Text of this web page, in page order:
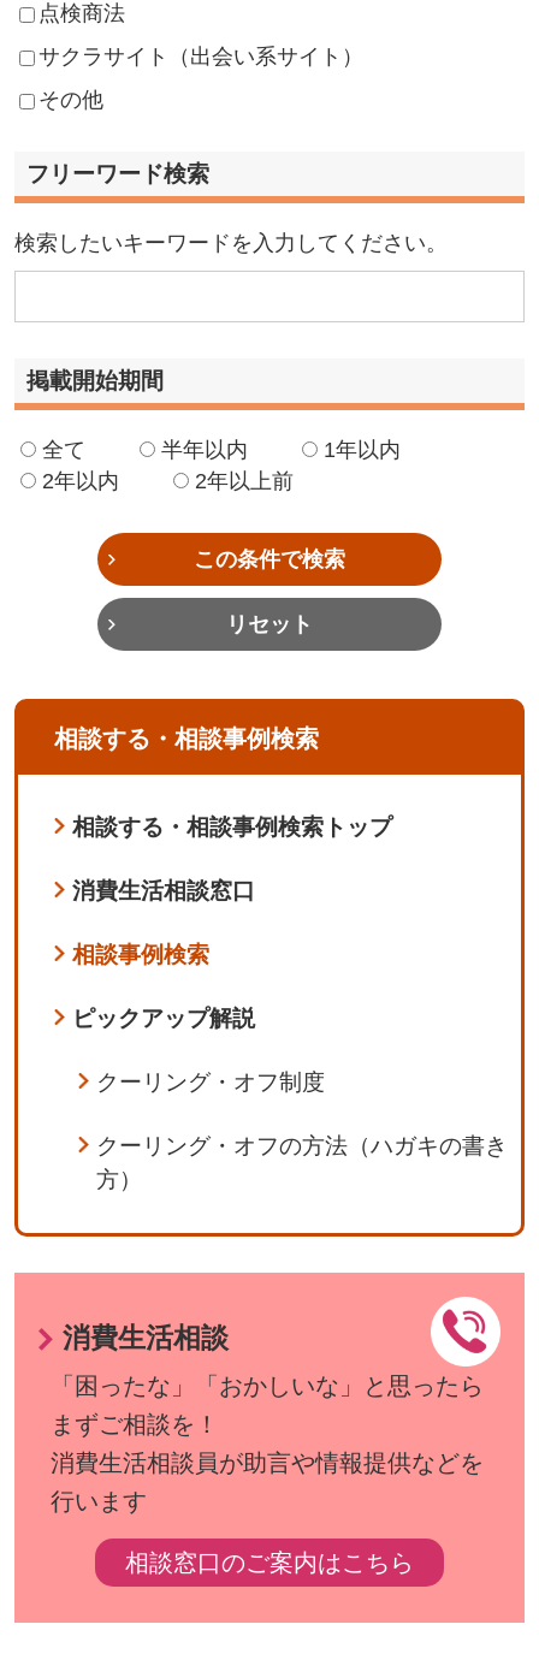
点検商法
サクラサイト（出会い系サイト）
その他
フリーワード検索
検索したいキーワードを入力してください。
掲載開始期間
全て 半年以内
1年以内
2年以内
2年以上前
この条件で検索
リセット
相談する・相談事例検索
相談する・相談事例検索トップ
消費生活相談窓口
相談事例検索
ピックアップ解説
クーリング・オフ制度
クーリング・オフの方法（ハガキの書き
方）
消費生活相談
「困ったな」「おかしいな」と思ったら
まずご相談を！
消費生活相談員が助言や情報提供などを
行います
相談窓口のご案内はこちら